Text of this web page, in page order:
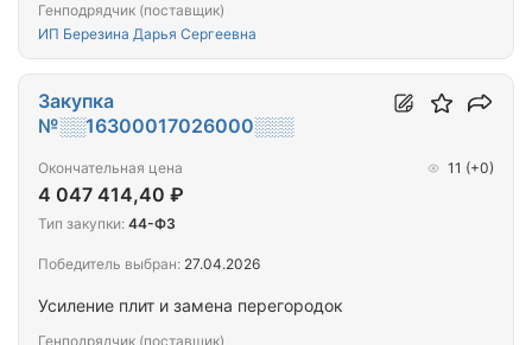
Генподрядчик (поставщик)
ИП Березина Дарья Сергеевна
Усиление плит и замена перегородок
Генподрядчик (поставщик)
Закупка
№░░16300017026000░░░
Окончательная цена
4 047 414,40 ₽
11 (+0)
Тип закупки: 44-ФЗ
Победитель выбран: 27.04.2026